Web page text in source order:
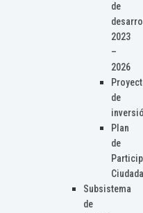
de
2023
–
2026
de
Plan
de
Subsistema
de